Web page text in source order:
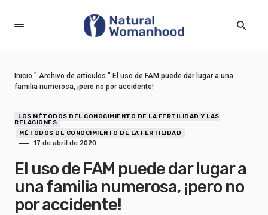
Inicio " Archivo de artículos " El uso de FAM puede dar lugar a una
familia numerosa, ¡pero no por accidente!
LOS MÉTODOS DEL CONOCIMIENTO DE LA FERTILIDAD Y LAS
RELACIONES
MÉTODOS DE CONOCIMIENTO DE LA FERTILIDAD
17 de abril de 2020
El uso de FAM puede dar lugar a
una familia numerosa, ¡pero no
por accidente!